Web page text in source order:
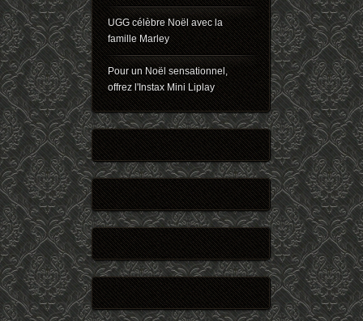
UGG célèbre Noël avec la
famille Marley
Pour un Noël sensationnel,
offrez l'Instax Mini Liplay